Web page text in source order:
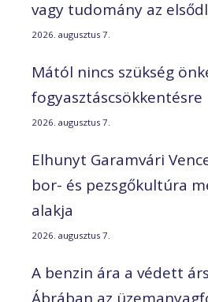
vagy tudomány az
2026. augusztus 7.
Mától nincs szükség
fogyasztáscsökkentésre
2026. augusztus 7.
Elhunyt Garamvári
bor- és pezsgőkultúra
alakja
2026. augusztus 7.
A benzin ára a védett
Ábrában az